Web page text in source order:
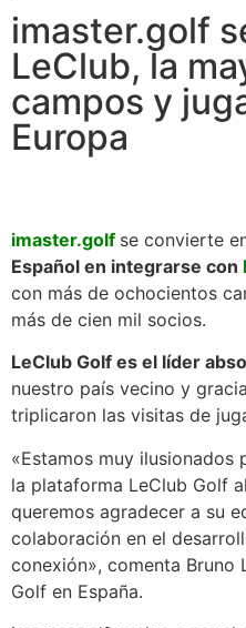
imaster.golf
LeClub, la
campos y
Europa
imaster.golf se convierte
Español en integrarse con
con más de ochocientos
más de cien mil socios.
LeClub Golf es el líder
nuestro país vecino y
triplicaron las visitas de
«Estamos muy ilusionados
la plataforma LeClub Golf
queremos agradecer a su
colaboración en el
conexión», comenta Bruno
Golf en España.